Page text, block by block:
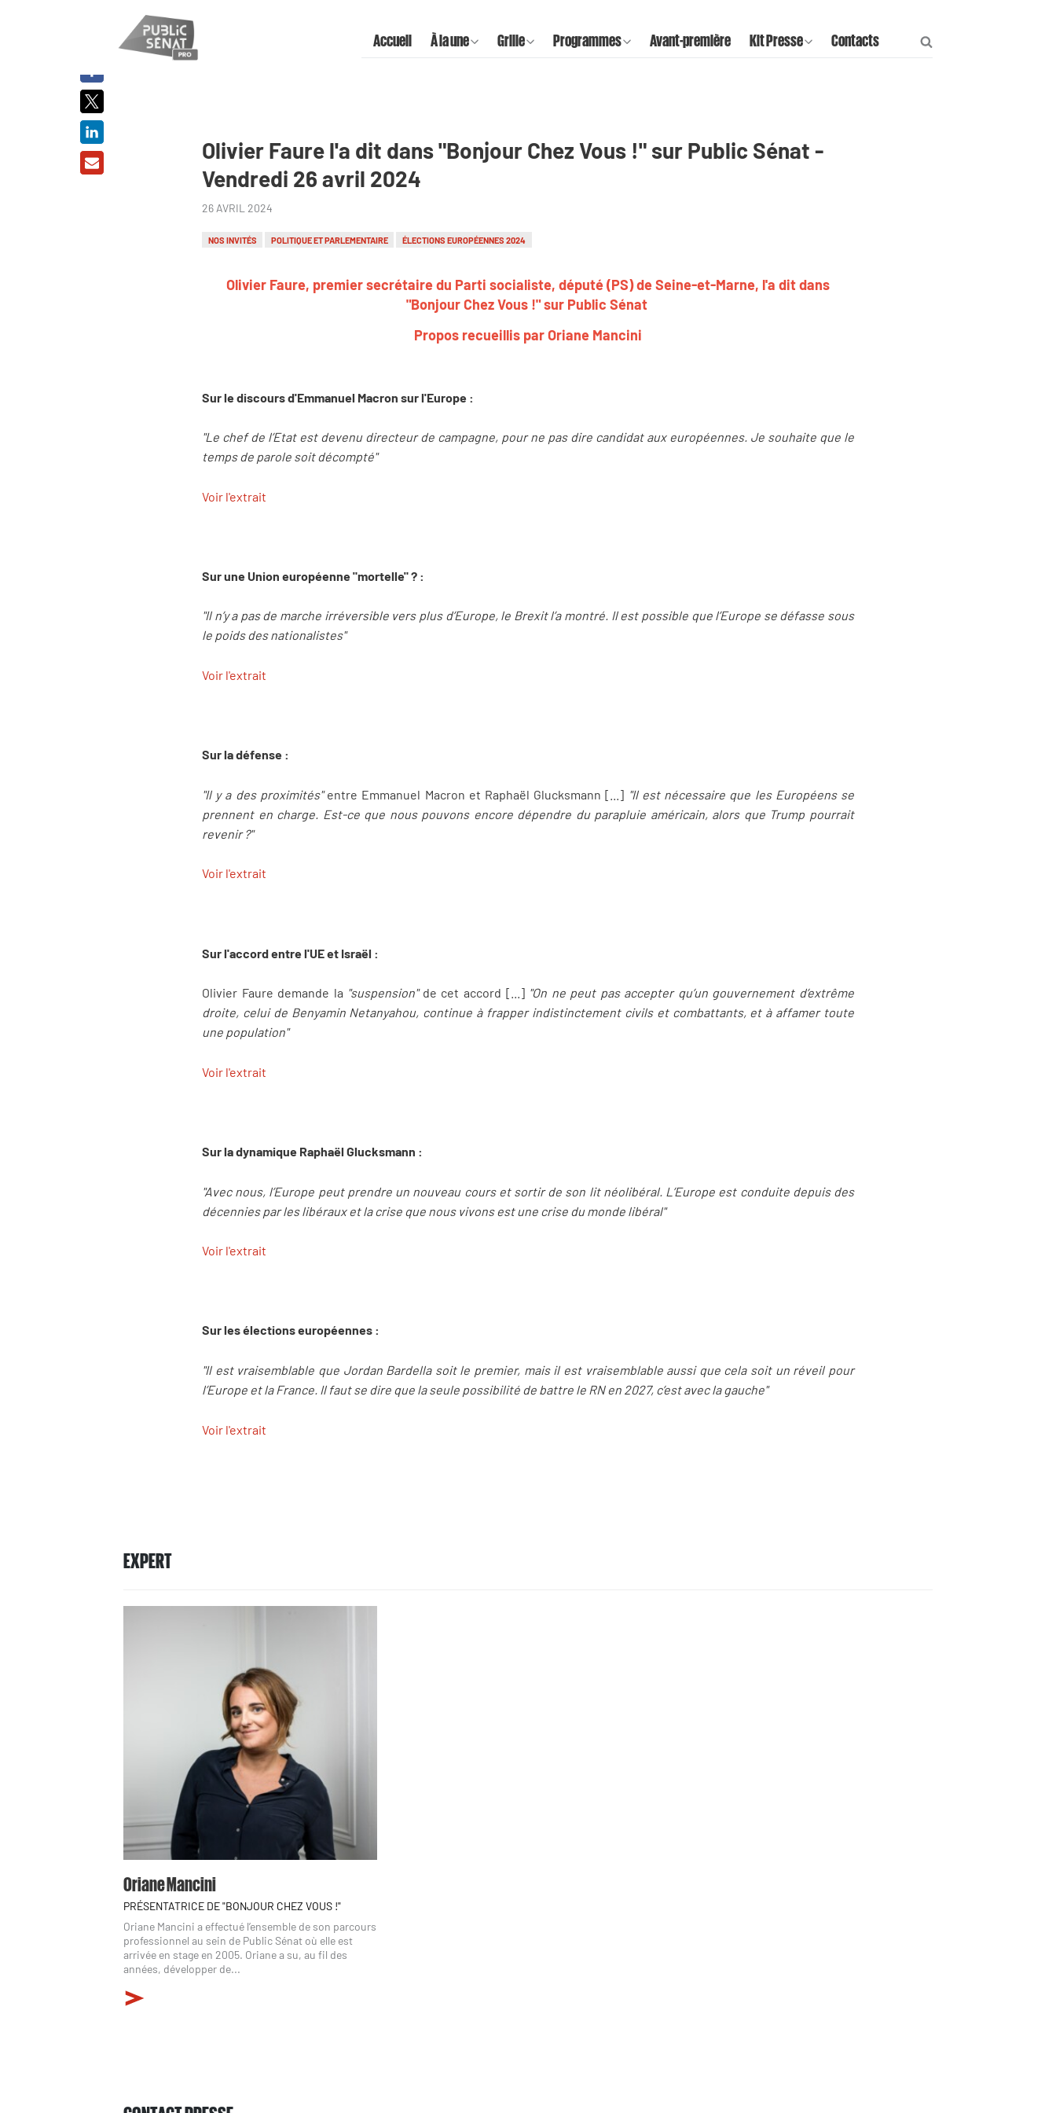
Accueil À la une Grille Programmes Avant-première Kit Presse Contacts
Olivier Faure l'a dit dans "Bonjour Chez Vous !" sur Public Sénat -
Vendredi 26 avril 2024
26 AVRIL 2024
NOS INVITÉS POLITIQUE ET PARLEMENTAIRE ÉLECTIONS EUROPÉENNES 2024
Olivier Faure, premier secrétaire du Parti socialiste, député (PS) de Seine-et-Marne, l'a dit dans
"Bonjour Chez Vous !" sur Public Sénat
Propos recueillis par Oriane Mancini
Sur le discours d'Emmanuel Macron sur l'Europe :
"Le chef de l’Etat est devenu directeur de campagne, pour ne pas dire candidat aux européennes. Je souhaite que le
temps de parole soit décompté"
Voir l'extrait
Sur une Union européenne "mortelle" ? :
"Il n’y a pas de marche irréversible vers plus d’Europe, le Brexit l’a montré. Il est possible que l’Europe se défasse sous
le poids des nationalistes"
Voir l'extrait
Sur la défense :
"Il y a des proximités"entre Emmanuel Macron et Raphaël Glucksmann [...] "Il est nécessaire que les Européens se
prennent en charge. Est-ce que nous pouvons encore dépendre du parapluie américain, alors que Trump pourrait
revenir ?"
Voir l'extrait
Sur l'accord entre l'UE et Israël :
Olivier Faure demande la "suspension"de cet accord [...] "On ne peut pas accepter qu’un gouvernement d’extrême
droite, celui de Benyamin Netanyahou, continue à frapper indistinctement civils et combattants, et à affamer toute
une population"
Voir l'extrait
Sur la dynamique Raphaël Glucksmann :
"Avec nous, l’Europe peut prendre un nouveau cours et sortir de son lit néolibéral. L’Europe est conduite depuis des
décennies par les libéraux et la crise que nous vivons est une crise du monde libéral"
Voir l'extrait
Sur les élections européennes :
"Il est vraisemblable que Jordan Bardella soit le premier, mais il est vraisemblable aussi que cela soit un réveil pour
l’Europe et la France. Il faut se dire que la seule possibilité de battre le RN en 2027, c’est avec la gauche"
Voir l'extrait
EXPERT
Oriane Mancini
PRÉSENTATRICE DE "BONJOUR CHEZ VOUS !"
Oriane Mancini a effectué l’ensemble de son parcours
professionnel au sein de Public Sénat où elle est
arrivée en stage en 2005. Oriane a su, au fil des
années, développer de...